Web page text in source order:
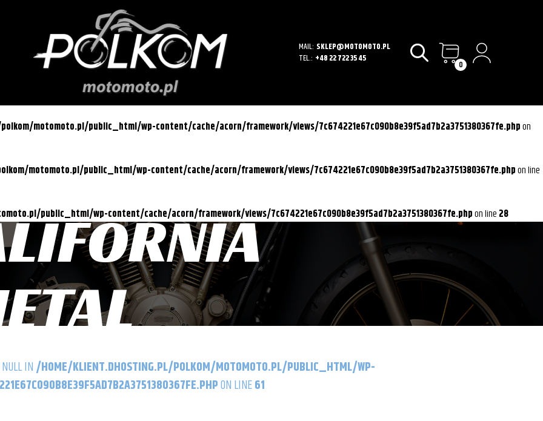
MAIL: SKLEP@MOTOMOTO.PL
TEL.: +48 22 722 35 45 0
motomoto.pl/public_html/wp-content/cache/acorn/framework/views/7c674221e67c090b8e39f5ad7b2a3751380367fe.phpon
motomoto.pl/public_html/wp-content/cache/acorn/framework/views/7c674221e67c090b8e39f5ad7b2a3751380367fe.phpon line
public_html/wp-content/cache/acorn/framework/views/7c674221e67c090b8e39f5ad7b2a3751380367fe.phpon line 28
IN/HOME/KLIENT.DHOSTING.PL/POLKOM/MOTOMOTO.PL/PUBLIC_HTML/WP-
ON LINE61